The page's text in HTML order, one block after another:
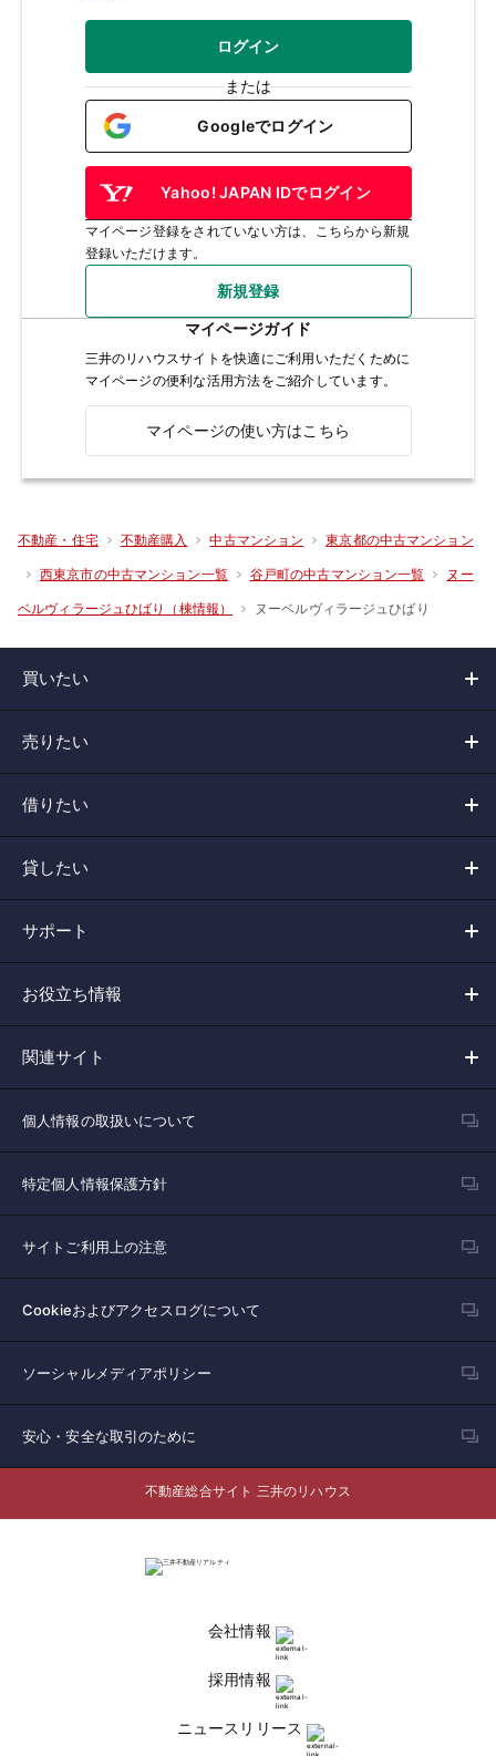
ログイン
または
Googleでログイン
Yahoo! JAPAN IDでログイン
マイページ登録をされていない方は、こちらから新規
登録いただけます。
新規登録
マイページガイド
三井のリハウスサイトを快適にご利用いただくために
マイページの便利な活用方法をご紹介しています。
マイページの使い方はこちら
不動産・住宅 不動産購入 中古マンション 東京都の中古マンション
西東京市の中古マンション一覧 谷戸町の中古マンション一覧 ヌー
ベルヴィラージュひばり（棟情報） ヌーベルヴィラージュひばり
買いたい
売りたい
借りたい
貸したい
サポート
お役立ち情報
関連サイト
個人情報の取扱いについて
特定個人情報保護方針
サイトご利用上の注意
Cookieおよびアクセスログについて
ソーシャルメディアポリシー
安心・安全な取引のために
不動産総合サイト 三井のリハウス
会社情報
採用情報
ニュースリリース